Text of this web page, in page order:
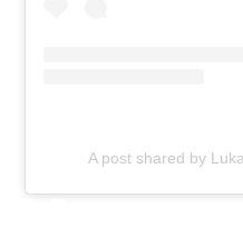
A post shared by